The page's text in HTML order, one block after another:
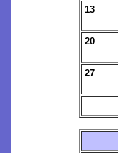
13
20
27